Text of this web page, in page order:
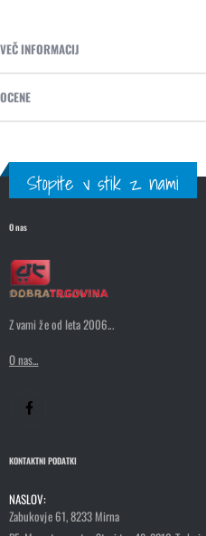
VEČ INFORMACIJ
OCENE
Stopite v stik z nami
O nas
Z vami že od leta 2006...
O nas...
KONTAKTNI PODATKI
NASLOV:
Zabukovje 61, 8233 Mirna